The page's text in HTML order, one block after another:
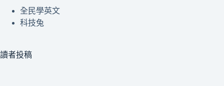
全民學英文
科技兔
讀者投稿